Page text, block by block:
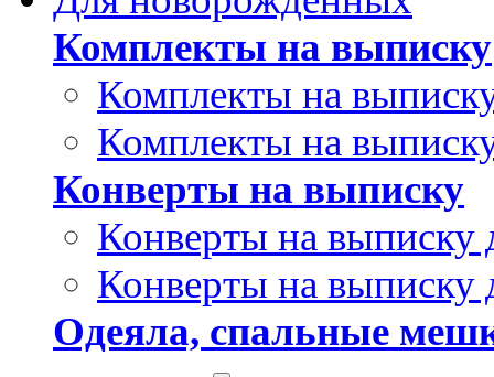
Комплекты на выписку
Комплекты на
Комплекты на
Конверты на выписку
Конверты на выписку
Конверты на выписку
Одеяла, спальные